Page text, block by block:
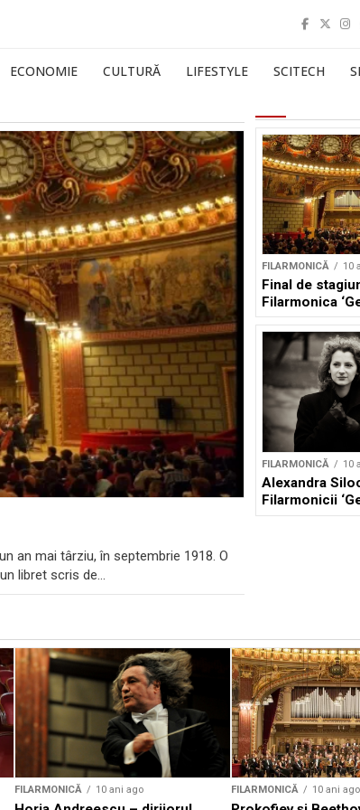
ECONOMIE CULTURĂ LIFESTYLE SCITECH
an mai târziu, în septembrie 1918. O
libret scris de...
FILARMONICĂ 10
Final de
Filarmonica
FILARMONICĂ 10
Alexandra
Filarmonicii
FILARMONICĂ 10 ani ago FILARMONICĂ 10 ani ago